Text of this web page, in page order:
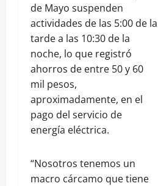
de Mayo suspenden
actividades de las 5:00 de la
tarde a las 10:30 de la
noche, lo que registró
ahorros de entre 50 y 60
mil pesos,
aproximadamente, en el
pago del servicio de
energía eléctrica.
“Nosotros tenemos un
macro cárcamo que tiene